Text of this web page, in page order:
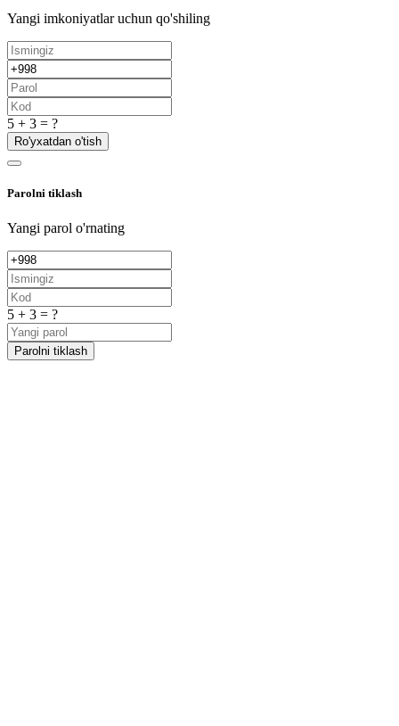
Yangi imkoniyatlar uchun qo'shiling
5 + 3 = ?
Ro'yxatdan o'tish
Parolni tiklash
Yangi parol o'rnating
5 + 3 = ?
Parolni tiklash